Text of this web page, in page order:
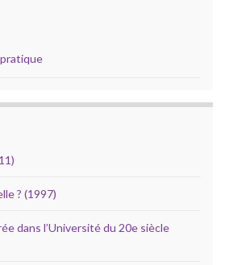
? (1997)
dans l’Université du 20e siècle